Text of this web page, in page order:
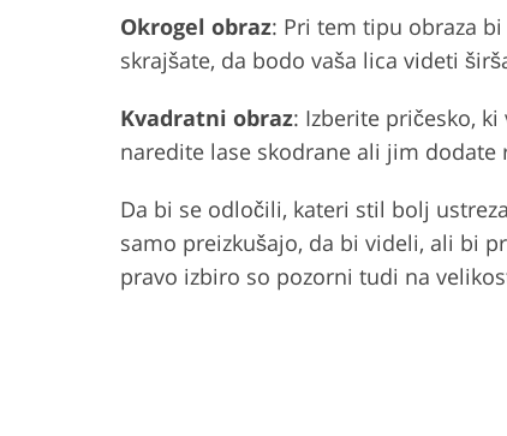
Okrogel obraz: Pri tem tipu obraza
skrajšate, da bodo vaša lica videti
Kvadratni obraz: Izberite pričesko,
naredite lase skodrane ali jim dodate
Da bi se odločili, kateri stil bolj
samo preizkušajo, da bi videli, ali bi
pravo izbiro so pozorni tudi na